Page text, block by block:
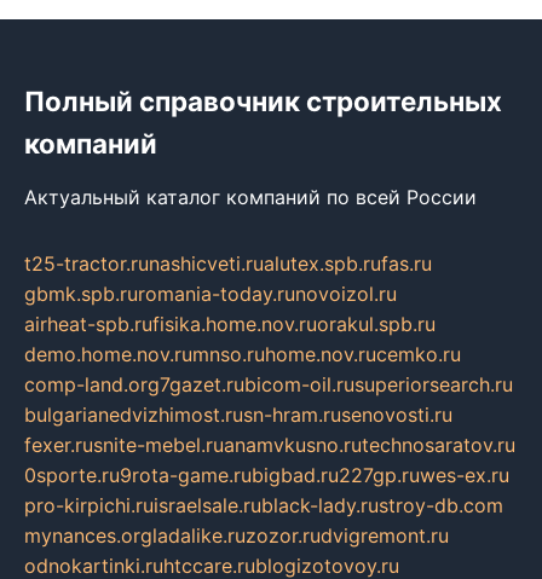
Полный справочник строительных
компаний
Актуальный каталог компаний по всей России
t25-tractor.runashicveti.rualutex.spb.rufas.ru
gbmk.spb.ruromania-today.runovoizol.ru
airheat-spb.rufisika.home.nov.ruorakul.spb.ru
demo.home.nov.rumnso.ruhome.nov.rucemko.ru
comp-land.org7gazet.rubicom-oil.rusuperiorsearch.ru
bulgarianedvizhimost.rusn-hram.rusenovosti.ru
fexer.rusnite-mebel.ruanamvkusno.rutechnosaratov.ru
0sporte.ru9rota-game.rubigbad.ru227gp.ruwes-ex.ru
pro-kirpichi.ruisraelsale.rublack-lady.rustroy-db.com
mynances.orgladalike.ruzozor.rudvigremont.ru
odnokartinki.ruhtccare.rublogizotovoy.ru